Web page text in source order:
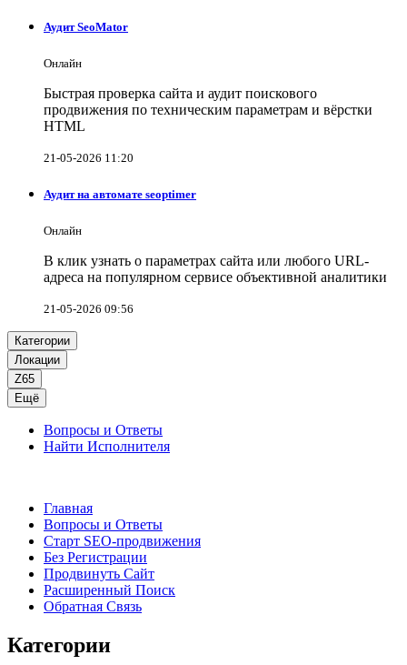
Аудит SeoMator
Онлайн
Быстрая проверка сайта и аудит поискового
продвижения по техническим параметрам и вёрстки
HTML
21-05-2026 11:20
Аудит на автомате seoptimer
Онлайн
В клик узнать о параметрах сайта или любого URL-
адреса на популярном сервисе объективной аналитики
21-05-2026 09:56
Категории
Локации
Z65
Ещё
Вопросы и Ответы
Найти Исполнителя
Главная
Вопросы и Ответы
Старт SEO-продвижения
Без Регистрации
Продвинуть Сайт
Расширенный Поиск
Обратная Связь
Категории